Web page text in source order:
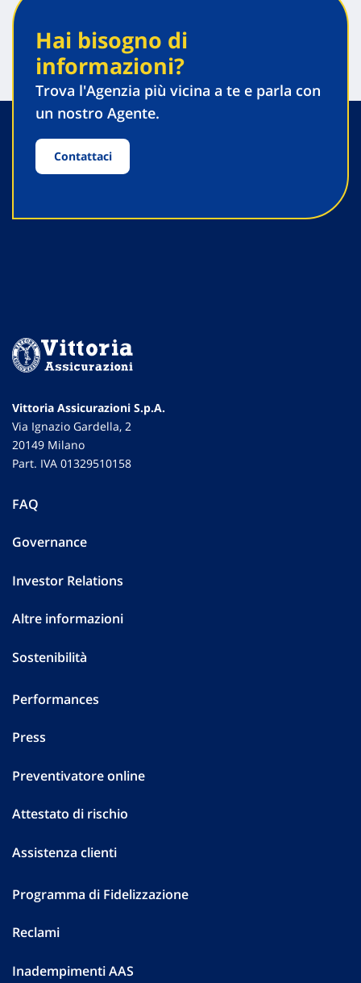
Hai bisogno di
informazioni?
Trova l'Agenzia più vicina a te e parla con
un nostro Agente.
Contattaci
Vittoria Assicurazioni S.p.A.
Via Ignazio Gardella, 2
20149 Milano
Part. IVA 01329510158
FAQ
Governance
Investor Relations
Altre informazioni
Sostenibilità
Performances
Press
Preventivatore online
Attestato di rischio
Assistenza clienti
Programma di Fidelizzazione
Reclami
Inadempimenti AAS